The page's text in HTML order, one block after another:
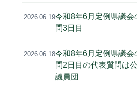
2026.06.19令和8年6月定例県議会
問3日目
2026.06.18令和8年6月定例県議会
問2日目の代表質問は
議員団